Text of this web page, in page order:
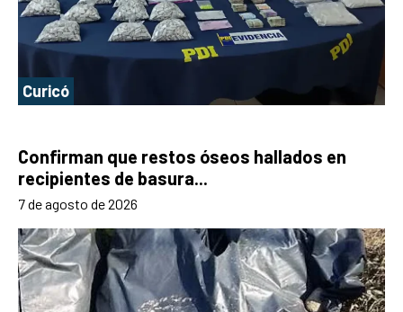
Curicó
Confirman que restos óseos hallados en
recipientes de basura...
7 de agosto de 2026